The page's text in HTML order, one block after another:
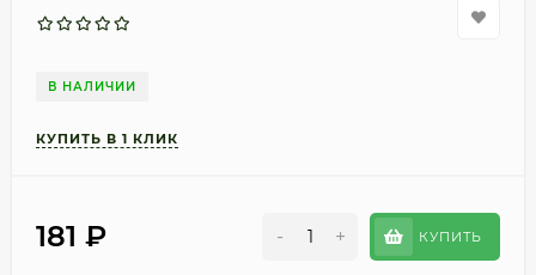
В НАЛИЧИИ
181 ₽ - + КУПИТЬ